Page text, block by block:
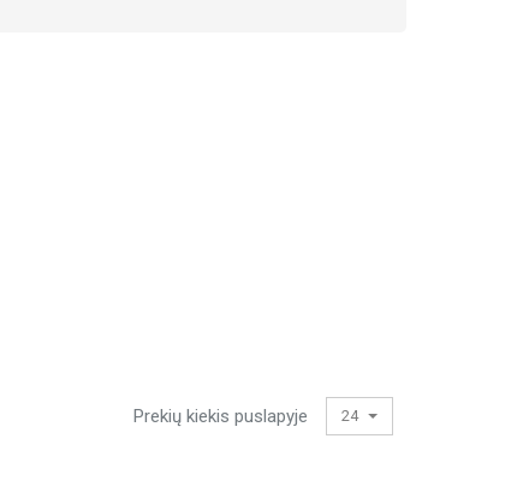
Prekių kiekis puslapyje 24